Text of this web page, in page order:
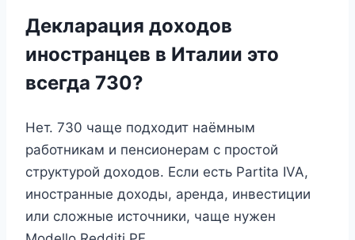
Декларация доходов
иностранцев в Италии это
всегда 730?
Нет. 730 чаще подходит наёмным
работникам и пенсионерам с простой
структурой доходов. Если есть Partita IVA,
иностранные доходы, аренда, инвестиции
или сложные источники, чаще нужен